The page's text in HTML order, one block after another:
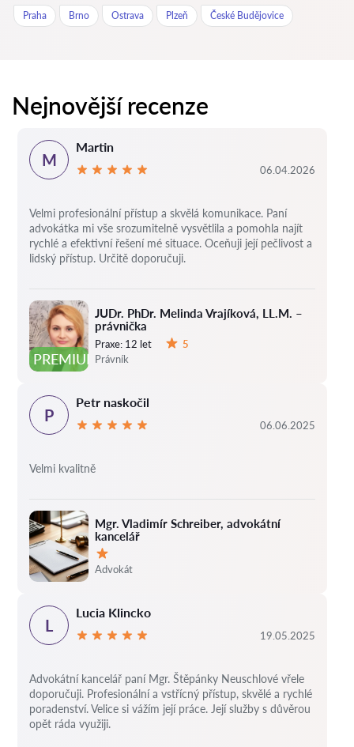
Praha Brno Ostrava Plzeň České Budějovice
Nejnovější recenze
PREMIUM
JUDr. PhDr. Melinda Vrajíková, LL.M. –
právnička
Praxe: 12 let
5
Právník
M
Martin
06.04.2026
Velmi profesionální přístup a skvělá komunikace. Paní
advokátka mi vše srozumitelně vysvětlila a pomohla najít
rychlé a efektivní řešení mé situace. Oceňuji její pečlivost a
lidský přístup. Určitě doporučuji.
Mgr. Vladimír Schreiber, advokátní
kancelář
Hodnocení:
Advokát
P
Petr naskočil
06.06.2025
Velmi kvalitně
L
Lucia Klincko
19.05.2025
Advokátní kancelář paní Mgr. Štěpánky Neuschlové vřele
doporučuji. Profesionální a vstřícný přístup, skvělé a rychlé
poradenství. Velice si vážím její práce. Její služby s důvěrou
opět ráda využiji.